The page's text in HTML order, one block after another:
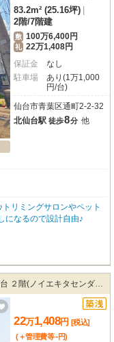
83.2m² (25.16坪)
2階/7階建
敷 100万6,400円
礼 22万1,408円
保証金
なし
駐車場
あり(1万1,000
円/台)
仙台市青葉区通町2-2-32
北仙台駅 徒歩8分 他
リミングサロンやペット
になるので設計自由♪
２階(ノイエキタセンダイ)
22万1,408円 [税込]
(＋管理費等-円)